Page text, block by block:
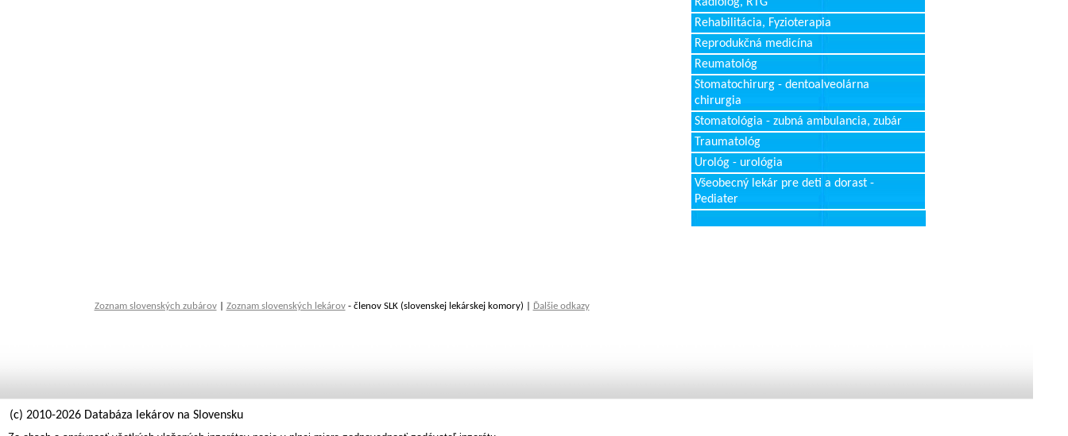
Rehabilitácia, Fyzioterapia
Reprodukčná medicína
Reumatológ
Stomatochirurg - dentoalveolárna
chirurgia
Stomatológia - zubná ambulancia, zubár
Traumatológ
Urológ - urológia
Všeobecný lekár pre deti a dorast -
Pediater
Zoznam slovenských zubárov| Zoznam slovenských lekárov- členov SLK (slovenskej lekárskej komory) | Ďalšie odkazy
(c) 2010-2026 Databáza lekárov na Slovensku